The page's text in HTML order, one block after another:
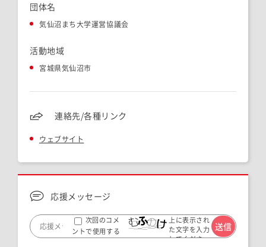
団体名
気仙沼まち大学運営協議会
活動地域
宮城県気仙沼市
連絡先/各種リンク
ウェブサイト
応援メッセージ
次回のコメ
ントで使用する
ためブラウザー
上に表示され
た文字を入力
してくださ